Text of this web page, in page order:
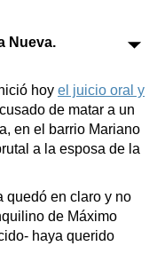
Nueva.
hoy el juicio oral y
de matar a un
en el barrio Mariano
a la esposa de la
quedó en claro y no
de Máximo
haya querido